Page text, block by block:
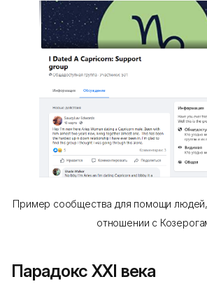
Пример сообщества для помощи
отношении с
Парадокс XXI века